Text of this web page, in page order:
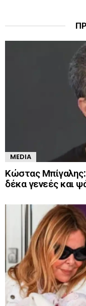
MEDIA
Κώστας
δέκα γενεές και